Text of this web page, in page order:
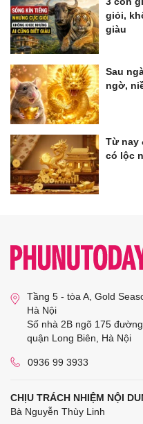
giỏi,
giàu
Sau
ngờ,
Từ nay
có lộc
Tầng 5 - tòa A, Gold
Hà Nội
Số nhà 2B ngõ 175
quận Long Biên, Hà Nội
0936 99 3933
CHỊU TRÁCH NHIỆM NỘI
Bà Nguyễn Thùy Linh